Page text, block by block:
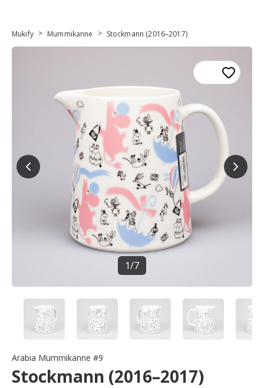
Mukify > Mummikanne > Stockmann (2016–2017)
1/7
Arabia Mummikanne #9
Stockmann (2016–2017)